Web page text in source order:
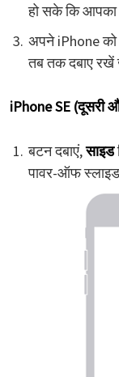
हो सके कि आपका
अपने iPhone
तब तक दबाए रखें
iPhone SE (दूसरी
बटन दबाएं,साइड
पावर-ऑफ